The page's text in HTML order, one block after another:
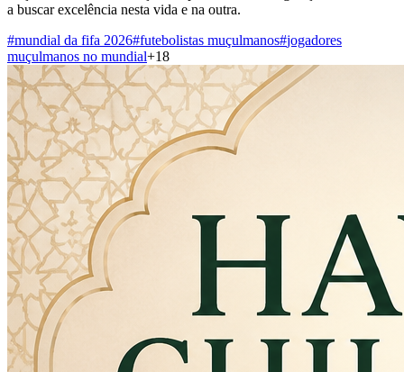
a buscar excelência nesta vida e na outra.
#mundial da fifa 2026#futebolistas muçulmanos#jogadores
muçulmanos no mundial+18